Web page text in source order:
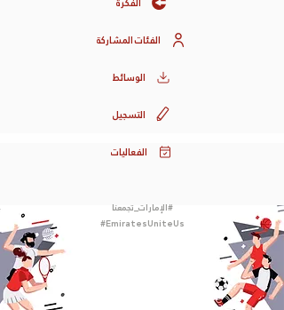
الفئات المشاركة
الوسائط
التسجيل
الفعاليات
#الإمارات_تجمعنا
#EmiratesUniteUs